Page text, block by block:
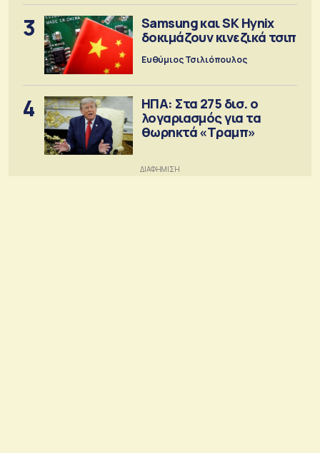
3
Samsung και SK Hynix
δοκιμάζουν κινεζικά τσιπ
Ευθύμιος Τσιλιόπουλος
4
ΗΠΑ: Στα 275 δισ. ο
λογαριασμός για τα
θωρηκτά «Τραμπ»